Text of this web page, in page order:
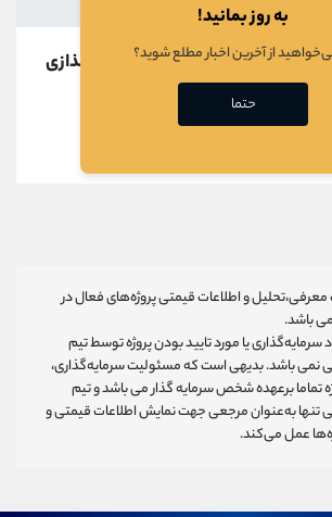
در حال بارگذازی
و اطلاعات قیمتی پروژه‌های فعال در
باشد.
یا مورد تایید بودن پروژه توسط تیم
نمی باشد. بدیهی است که مسئولیت سرمایه‌گذاری،
تماما برعهده شخص سرمایه گذار می باشد و تیم
تنها به‌عنوان مرجعی جهت نمایش اطلاعات قیمتی و
عمل می‌کند.
به روز بمانید!
از آخرین اخبار مطلع شوید؟
حتما